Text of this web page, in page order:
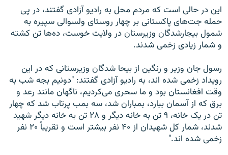
این در حالی است که مردم محل به رادیو آزادی گفتند، در پی
حمله جت‌های پاکستانی بر چهار روستای ولسوالی سپیره به
شمول بیجارشدگان وزیرستان در ولایت خوست، ده‌ها تن کشته
و شمار زیادی زخمی شدند.
رسول جان وزیر و رنگین از بیحا شدگان وزیرستانی که در این
رویداد زخمی شده اند، به رادیو آزادی گفتند: "دونیم بجه شب به
وقت افغانستان بود و ما سحری می‌کردیم، ناگهان مانند رعد و
برق که از آسمان ببارد، بمباران شد، سه بمب پرتاب شد که چهار
تن در یک خانه، ۹ تن به خانه دیگر و ۲۸ تن به خانه دیگر شهید
شدند، شمار کل شهیدان از ۴۰ نفر بیشتر است و تقریباً ۲۰ نفر
زخمی شده اند."